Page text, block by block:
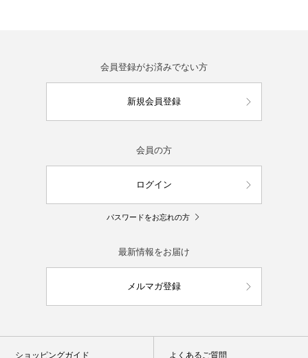
会員登録がお済みでない方
新規会員登録
会員の方
ログイン
パスワードをお忘れの方
最新情報をお届け
メルマガ登録
ショッピングガイド よくあるご質問